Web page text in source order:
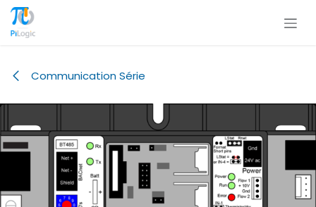
Se rendre au contenu
Communication Série